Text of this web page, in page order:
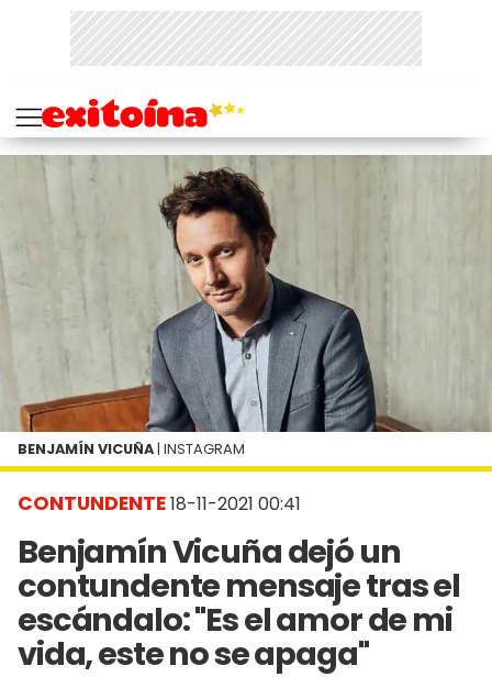
CONTUNDENTE18-11-2021 00:41
Benjamín Vicuña dejó un
contundente mensaje tras el
escándalo: "Es el amor de mi
vida, este no se apaga"
BENJAMÍN VICUÑA | INSTAGRAM